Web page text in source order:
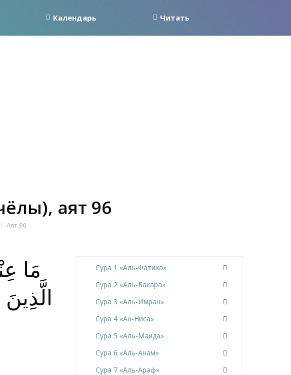
Календарь Читать
аят 96
Аят 96
مَا
Сура 1 «Аль-Фатиха»
Сура 2 «Аль-Бакара»
Сура 3 «Аль-Имран»
Сура 4 «Ан-Ниса»
Сура 5 «Аль-Маида»
Сура 6 «Аль-Анам»
Сура 7 «Аль-Араф»